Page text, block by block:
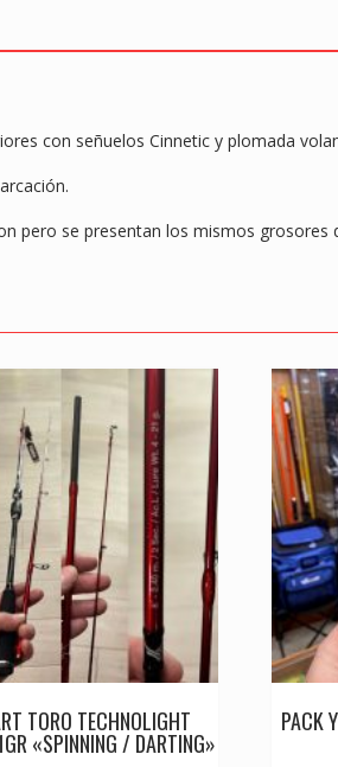
con señuelos Cinnetic y plomada
pero se presentan los mismos
TORO TECHNOLIGHT
«SPINNING / DARTING»
PACK